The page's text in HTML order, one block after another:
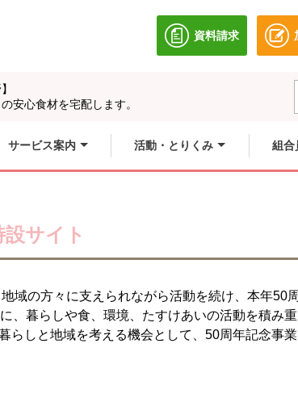
資料請求
別のウィンドウで
安心食材を宅配します。
サービス案内 活動・とりくみ 組合
サイト
域の方々に支えられながら活動を続け、本年50
、暮らしや食、環境、たすけあいの活動を積み重
らしと地域を考える機会として、50周年記念事業